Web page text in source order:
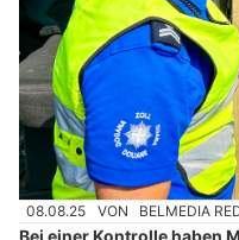
08.08.25 VON BELMEDIA